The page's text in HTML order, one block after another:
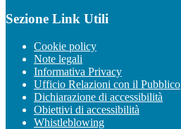
Sezione Link Utili
Cookie policy
Note legali
Informativa Privacy
Ufficio Relazioni con il Pubblico
Dichiarazione di accessibilità
Obiettivi di accessibilità
Whistleblowing